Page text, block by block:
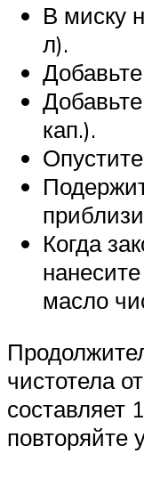
В миску
л).
кап.).
Когда
масло
чистотела
составляет
повторяйте